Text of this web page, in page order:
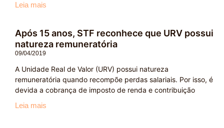
Leia mais
Após 15 anos, STF reconhece que URV possui
natureza remuneratória
09/04/2019
A Unidade Real de Valor (URV) possui natureza
remuneratória quando recompõe perdas salariais. Por isso, é
devida a cobrança de imposto de renda e contribuição
Leia mais